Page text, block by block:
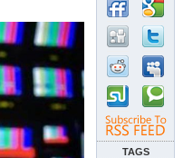
TAGS